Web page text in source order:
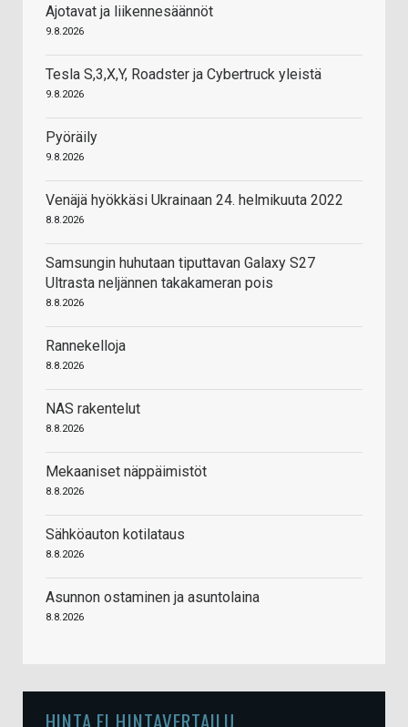
Ajotavat ja liikennesäännöt
9.8.2026
Tesla S,3,X,Y, Roadster ja Cybertruck yleistä
9.8.2026
Pyöräily
9.8.2026
Venäjä hyökkäsi Ukrainaan 24. helmikuuta 2022
8.8.2026
Samsungin huhutaan tiputtavan Galaxy S27
Ultrasta neljännen takakameran pois
8.8.2026
Rannekelloja
8.8.2026
NAS rakentelut
8.8.2026
Mekaaniset näppäimistöt
8.8.2026
Sähköauton kotilataus
8.8.2026
Asunnon ostaminen ja asuntolaina
8.8.2026
HINTA.FI HINTAVERTAILU